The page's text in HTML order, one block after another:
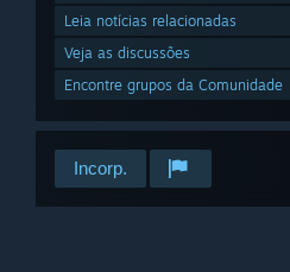
Leia notícias relacionadas
Veja as discussões
Encontre grupos da Comunidade
Incorp.